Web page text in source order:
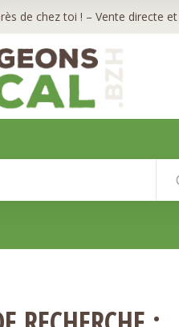
de chez toi ! – Vente directe